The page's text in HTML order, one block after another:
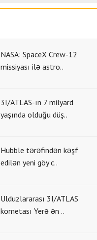
NASA: SpaceX Crew-12
missiyası ilə astro..
3I/ATLAS-ın 7 milyard
yaşında olduğu düş..
Hubble tərəfindən kəşf
edilən yeni göy c..
Ulduzlararası 3I/ATLAS
kometası Yerə ən ..